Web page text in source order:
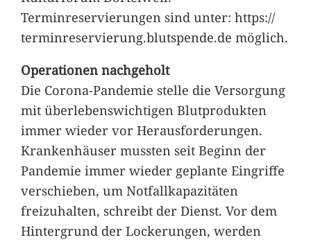
Terminreservierungen sind unter: https://
terminreservierung.blutspende.de möglich.
Operationen nachgeholt
Die Corona-Pandemie stelle die Versorgung
mit überlebenswichtigen Blutprodukten
immer wieder vor Herausforderungen.
Krankenhäuser mussten seit Beginn der
Pandemie immer wieder geplante Eingriffe
verschieben, um Notfallkapazitäten
freizuhalten, schreibt der Dienst. Vor dem
Hintergrund der Lockerungen, werden